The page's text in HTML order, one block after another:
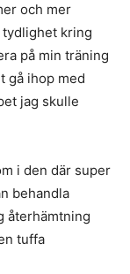
och mer
kring
på min träning
gå ihop med
jag skulle
i den där super
behandla
återhämtning
tuffa